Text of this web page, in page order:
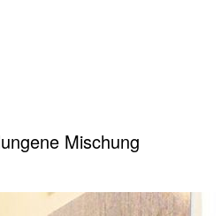
Mischung